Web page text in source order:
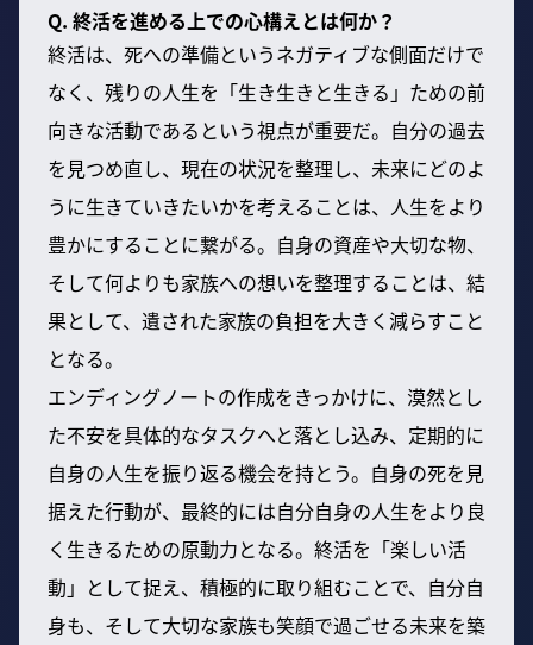
Q. 終活を進める上での心構えとは何か？
終活は、死への準備というネガティブな側面だけで
なく、残りの人生を「生き生きと生きる」ための前
向きな活動であるという視点が重要だ。自分の過去
を見つめ直し、現在の状況を整理し、未来にどのよ
うに生きていきたいかを考えることは、人生をより
豊かにすることに繋がる。自身の資産や大切な物、
そして何よりも家族への想いを整理することは、結
果として、遺された家族の負担を大きく減らすこと
となる。
エンディングノートの作成をきっかけに、漠然とし
た不安を具体的なタスクへと落とし込み、定期的に
自身の人生を振り返る機会を持とう。自身の死を見
据えた行動が、最終的には自分自身の人生をより良
く生きるための原動力となる。終活を「楽しい活
動」として捉え、積極的に取り組むことで、自分自
身も、そして大切な家族も笑顔で過ごせる未来を築